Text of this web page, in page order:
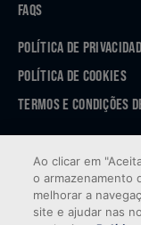
FAQS
POLÍTICA DE
POLÍTICA DE COOKIES
TERMOS E CONDIÇÕES
GOOGLE PLAY
Ao clicar em
o armazenamento
melhorar a
site e ajudar nas